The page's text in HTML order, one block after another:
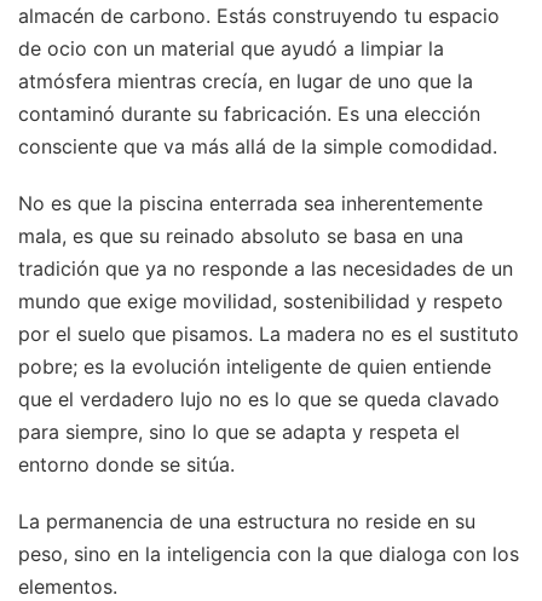
almacén de carbono. Estás construyendo tu espacio
de ocio con un material que ayudó a limpiar la
atmósfera mientras crecía, en lugar de uno que la
contaminó durante su fabricación. Es una elección
consciente que va más allá de la simple comodidad.
No es que la piscina enterrada sea inherentemente
mala, es que su reinado absoluto se basa en una
tradición que ya no responde a las necesidades de un
mundo que exige movilidad, sostenibilidad y respeto
por el suelo que pisamos. La madera no es el sustituto
pobre; es la evolución inteligente de quien entiende
que el verdadero lujo no es lo que se queda clavado
para siempre, sino lo que se adapta y respeta el
entorno donde se sitúa.
La permanencia de una estructura no reside en su
peso, sino en la inteligencia con la que dialoga con los
elementos.